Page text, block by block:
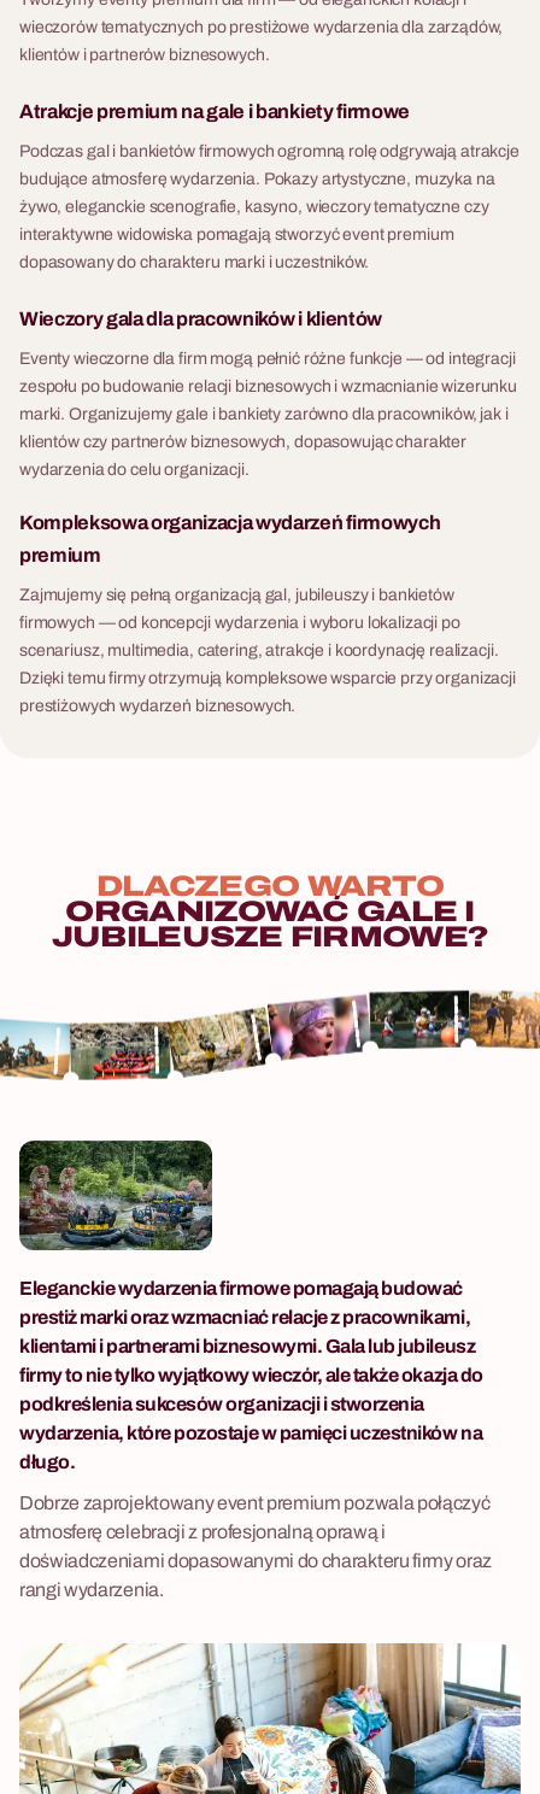
wieczorów tematycznych po prestiżowe wydarzenia dla zarządów,
klientów i partnerów biznesowych.
Atrakcje premium na gale i bankiety firmowe
Podczas gal i bankietów firmowych ogromną rolę odgrywają atrakcje
budujące atmosferę wydarzenia. Pokazy artystyczne, muzyka na
żywo, eleganckie scenografie, kasyno, wieczory tematyczne czy
interaktywne widowiska pomagają stworzyć event premium
dopasowany do charakteru marki i uczestników.
Wieczory gala dla pracowników i klientów
Eventy wieczorne dla firm mogą pełnić różne funkcje — od integracji
zespołu po budowanie relacji biznesowych i wzmacnianie wizerunku
marki. Organizujemy gale i bankiety zarówno dla pracowników, jak i
klientów czy partnerów biznesowych, dopasowując charakter
wydarzenia do celu organizacji.
Kompleksowa organizacja wydarzeń firmowych
premium
Zajmujemy się pełną organizacją gal, jubileuszy i bankietów
firmowych — od koncepcji wydarzenia i wyboru lokalizacji po
scenariusz, multimedia, catering, atrakcje i koordynację realizacji.
Dzięki temu firmy otrzymują kompleksowe wsparcie przy organizacji
prestiżowych wydarzeń biznesowych.
DLACZEGO WARTO
ORGANIZOWAĆ GALE I
JUBILEUSZE FIRMOWE?
Eleganckie wydarzenia firmowe pomagają budować
prestiż marki oraz wzmacniać relacje z pracownikami,
klientami i partnerami biznesowymi. Gala lub jubileusz
firmy to nie tylko wyjątkowy wieczór, ale także okazja do
podkreślenia sukcesów organizacji i stworzenia
wydarzenia, które pozostaje w pamięci uczestników na
długo.
Dobrze zaprojektowany event premium pozwala połączyć
atmosferę celebracji z profesjonalną oprawą i
doświadczeniami dopasowanymi do charakteru firmy oraz
rangi wydarzenia.